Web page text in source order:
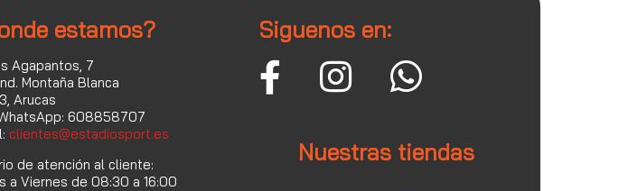
estamos?
Agapantos, 7
Montaña Blanca
Arucas
608858707
clientes@estadiosport.es
de atención al cliente:
a Viernes de 08:30 a 16:00
Siguenos en:
Nuestras tiendas